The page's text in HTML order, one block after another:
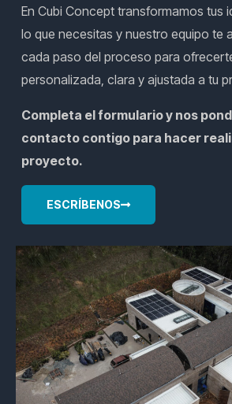
En Cubi Concept transformamos tus
lo que necesitas y nuestro equipo te
cada paso del proceso para
personalizada, clara y ajustada a tu
Completa el formulario y nos
contacto contigo para hacer
proyecto.
ESCRÍBENOS